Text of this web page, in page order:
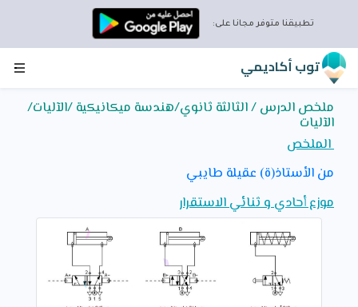
تطبيقنا متوفر مجانا على:
توب أكاديمي
ملخص الدرس / الثالثة ثانوي/هندسة ميكانيكية /الآلیات/
الآلیات
الملخص
من الأستاذ(ة) عقيلة طايبي
موزع أحادي و ثنائي الاستقرار